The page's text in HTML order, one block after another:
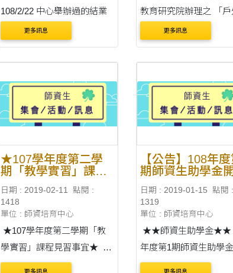
108/2/22 中心舉辦過的結業
作業說明會ppt資料請見附
檔，謝謝！
更多訊息
教育研究院辦理之 「
育資源平臺」乙案，詳
明，請查照。 說明： 一
據本部國民及學前教育
1080002735號函辦理
更多訊息
★107學年度第二學
期「教學實習」課程
日期 : 2019-02-11
點閱 :
1418
單位 : 師資培育中心
★107學年度第二學期「教
學實習」課程見習事宜★
各位同學好： 有修習
更多訊息
【公告】108年
期師資生助學金
日期 : 2019-01-15
點閱 :
1319
單位 : 師資培育中心
★★師資生助學金★★ 108
年度第1期師資生助學
申請 各位師資生大家好 教育
更多訊息